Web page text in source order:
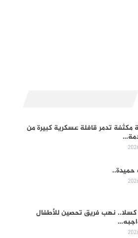
مكثفة تدمر قافلة عسكرية كبيرة من
حميدة..
نهب فريق تحصين للأطفال